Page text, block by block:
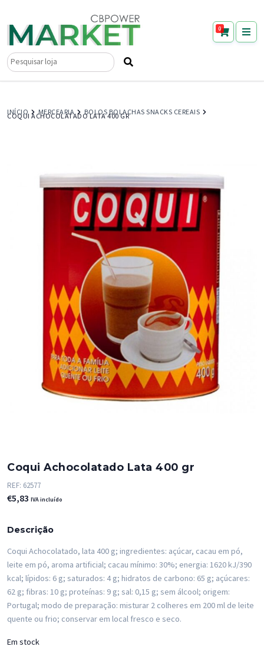
0
Pesquisar
INÍCIO MERCEARIA BOLOS BOLACHAS SNACKS CEREAIS
COQUI ACHOCOLATADO LATA 400 GR
Coqui Achocolatado Lata 400 gr
REF: 62577
€5,83 IVA incluído
Descrição
Coqui Achocolatado, lata 400 g; ingredientes: açúcar, cacau em pó,
leite em pó, aroma artificial; cacau mínimo: 30%; energia: 1620 kJ/390
kcal; lípidos: 6 g; saturados: 4 g; hidratos de carbono: 65 g; açúcares:
62 g; fibras: 10 g; proteínas: 9 g; sal: 0,15 g; sem álcool; origem:
Portugal; modo de preparação: misturar 2 colheres em 200 ml de leite
quente ou frio; conservar em local fresco e seco.
Em stock